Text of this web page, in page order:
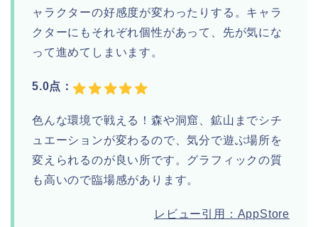
ャラクターの好感度が変わったりする。キャラ
クターにもそれぞれ個性があって、先が気にな
って進めてしまいます。
5.0点：
色んな環境で戦える！森や洞窟、鉱山までシチ
ュエーションが変わるので、気分で遊ぶ場所を
変えられるのが良い所です。グラフィックの質
も高いので臨場感があります。
レビュー引用：AppStore